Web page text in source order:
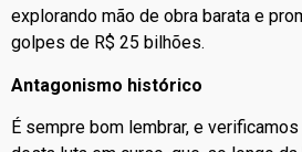
explorando mão de obra barata e
golpes de R$ 25 bilhões.
Antagonismo histórico
É sempre bom lembrar, e